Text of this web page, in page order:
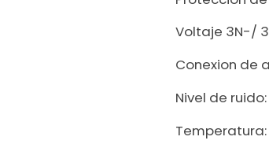
Voltaje 3N-/
Conexion de
Nivel de